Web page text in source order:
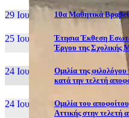
29 Ιουν, 26 10α Μαθητικά
25 Ιουν, 26
Έτησια Έκθεση
Έργου της Σχολικής
24 Ιουν, 26
Ομιλία της
κατά την τελετή
24 Ιουν, 26
Ομιλία του
Αττικής στην τελετή